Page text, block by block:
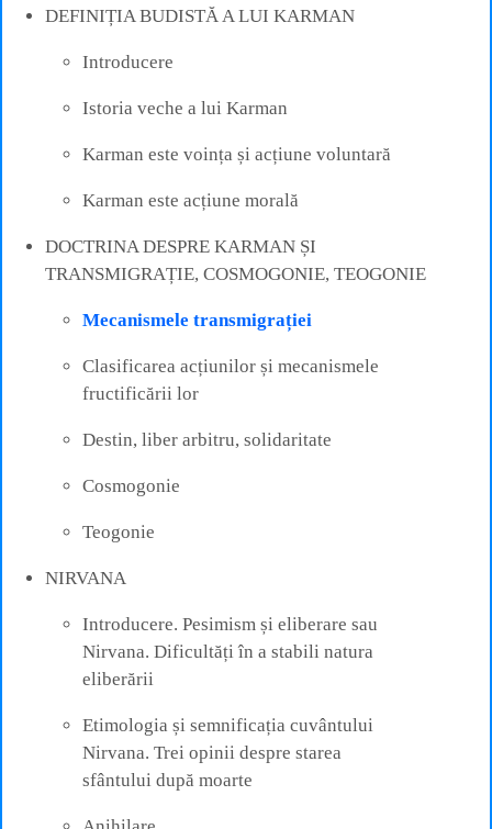
DEFINIȚIA BUDISTĂ A LUI KARMAN
Introducere
Istoria veche a lui Karman
Karman este voința și acțiune voluntară
Karman este acțiune morală
DOCTRINA DESPRE KARMAN ȘI
TRANSMIGRAȚIE, COSMOGONIE, TEOGONIE
Mecanismele transmigrației
Clasificarea acțiunilor și mecanismele
fructificării lor
Destin, liber arbitru, solidaritate
Cosmogonie
Teogonie
NIRVANA
Introducere. Pesimism și eliberare sau
Nirvana. Dificultăți în a stabili natura
eliberării
Etimologia și semnificația cuvântului
Nirvana. Trei opinii despre starea
sfântului după moarte